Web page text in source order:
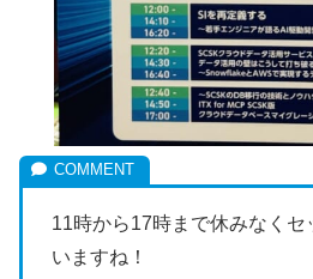
11時から17時まで休みなくセ
いますね！